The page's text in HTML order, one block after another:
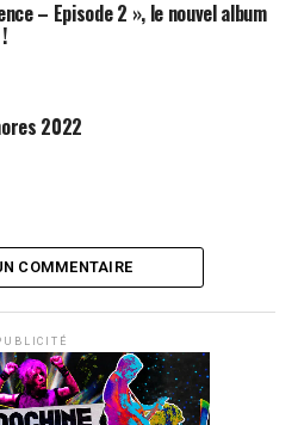
dès maintenant vos places
notre rubrique « Concerts »
Stifter, fondateur des
indéfectible du festival,
2011
– Episode 2 », le nouvel album
2022
COMMENTAIRE